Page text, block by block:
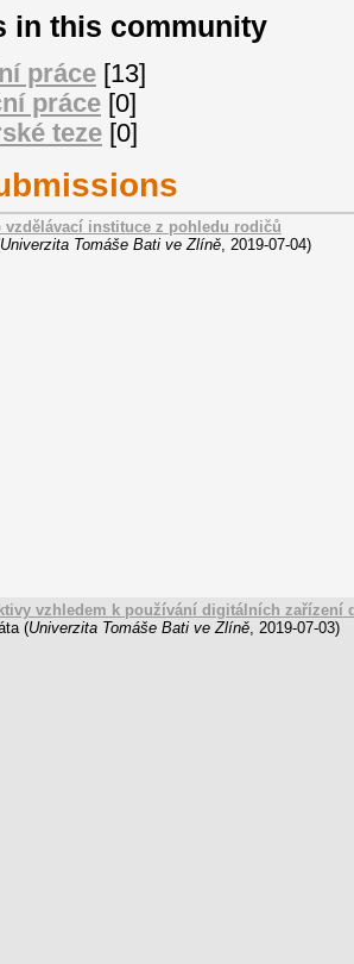
in this community
práce [13]
práce [0]
teze [0]
vzdělávací instituce z pohledu rodičů
Univerzita Tomáše Bati ve Zlíně 2019-07-04)
vzhledem k používání digitálních zařízení
(Univerzita Tomáše Bati ve Zlíně 2019-07-03)